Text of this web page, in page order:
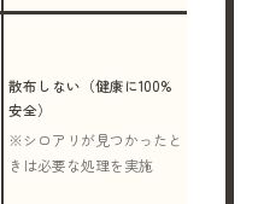
散布しない（健康に100%
安全）
※シロアリが見つかったと
きは必要な処理を実施